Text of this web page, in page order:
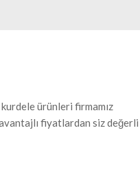
ürünleri firmamız
fiyatlardan siz değerli